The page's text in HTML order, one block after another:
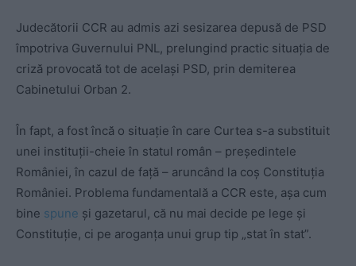
Judecătorii CCR au admis azi sesizarea depusă de PSD
împotriva Guvernului PNL, prelungind practic situaţia de
criză provocată tot de acelaşi PSD, prin demiterea
Cabinetului Orban 2.
În fapt, a fost încă o situaţie în care Curtea s-a substituit
unei instituţii-cheie în statul român – preşedintele
României, în cazul de faţă – aruncând la coş Constituţia
României. Problema fundamentală a CCR este, aşa cum
bine spune şi gazetarul, că nu mai decide pe lege şi
Constituţie, ci pe aroganţa unui grup tip „stat în stat”.